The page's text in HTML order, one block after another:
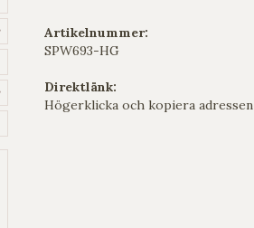
Artikelnummer:
SPW693-HG
Direktlänk:
Högerklicka och kopiera adressen